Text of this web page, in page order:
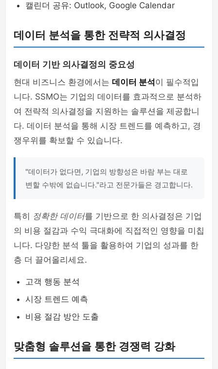
캘린더 공유: Outlook, Google Calendar
데이터 분석을 통한 전략적 의사결정
데이터 기반 의사결정의 중요성
현대 비즈니스 환경에서는 데이터 분석이 필수적입
니다. SSMO는 기업의 데이터를 효과적으로 분석하
여 전략적 의사결정을 지원하는 솔루션을 제공합니
다. 데이터 분석을 통해 시장 트렌드를 예측하고, 경
쟁우위를 확보할 수 있습니다.
"데이터가 없다면, 기업의 방향성은 바람 부는 대로
변할 수밖에 없습니다."라고 전문가들은 경고합니다.
특히 정확한 데이터를 기반으로 한 의사결정은 기업
의 비용 절감과 수익 극대화에 직접적인 영향을 미칩
니다. 다양한 분석 툴을 활용하여 기업의 성과를 한
층 더 끌어올리세요.
고객 행동 분석
시장 트렌드 예측
비용 절감 방안 도출
맞춤형 솔루션을 통한 경쟁력 강화